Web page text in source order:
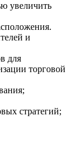
увеличить
и
для
торговой
стратегий;